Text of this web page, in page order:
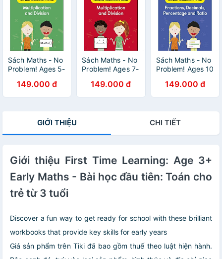
Sách Maths - No
Problem! Ages 5-
And Division
149.000 đ
Sách Maths - No
Problem! Ages 7-
And Division
149.000 đ
Sách Maths - No
Problem! Ages 10
Decimals,
Percentage And
149.000 đ
GIỚI THIỆU CHI TIẾT
Giới thiệu First Time Learning: Age 3+
Early Maths - Bài học đầu tiên: Toán cho
trẻ từ 3 tuổi
Discover a fun way to get ready for school with these brilliant
workbooks that provide key skills for early years
Giá sản phẩm trên Tiki đã bao gồm thuế theo luật hiện hành.